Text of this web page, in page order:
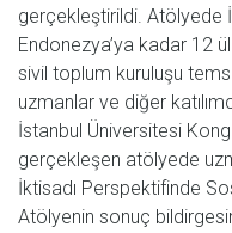
gerçekleştirildi. Atölyede
Endonezya’ya kadar 12
sivil toplum kuruluşu
uzmanlar ve diğer
İstanbul Üniversitesi
gerçekleşen atölyede
İktisadı Perspektifinde
Atölyenin sonuç